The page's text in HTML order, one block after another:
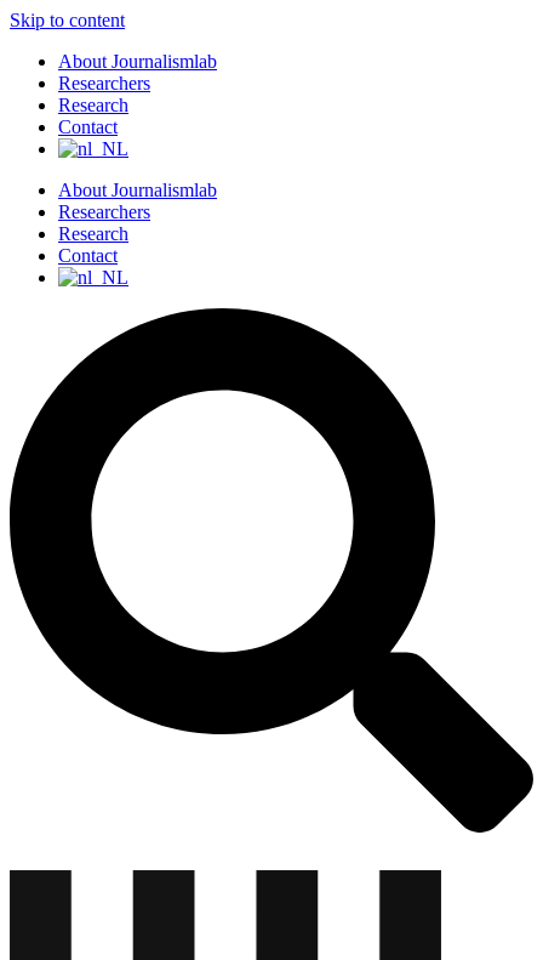
Skip to content
About Journalismlab
Researchers
Research
Contact
About Journalismlab
Researchers
Research
Contact